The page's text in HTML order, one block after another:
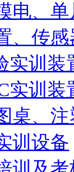
电、
、传
实训装
实训装
桌、
训设备